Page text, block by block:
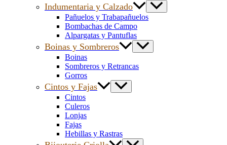
Indumentaria y Calzado
Pañuelos y Trabapañuelos
Bombachas de Campo
Alpargatas y Pantuflas
Boinas y Sombreros
Boinas
Sombreros y Retrancas
Gorros
Cintos y Fajas
Cintos
Culeros
Lonjas
Fajas
Hebillas y Rastras